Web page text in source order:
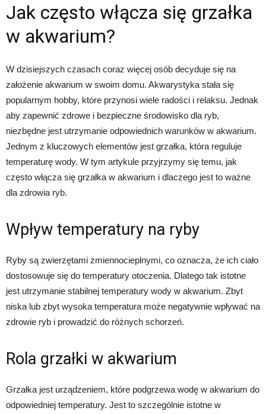
Jak często włącza się grzałka
w akwarium?
W dzisiejszych czasach coraz więcej osób decyduje się na
założenie akwarium w swoim domu. Akwarystyka stała się
popularnym hobby, które przynosi wiele radości i relaksu. Jednak
aby zapewnić zdrowe i bezpieczne środowisko dla ryb,
niezbędne jest utrzymanie odpowiednich warunków w akwarium.
Jednym z kluczowych elementów jest grzałka, która reguluje
temperaturę wody. W tym artykule przyjrzymy się temu, jak
często włącza się grzałka w akwarium i dlaczego jest to ważne
dla zdrowia ryb.
Wpływ temperatury na ryby
Ryby są zwierzętami zmiennocieplnymi, co oznacza, że ich ciało
dostosowuje się do temperatury otoczenia. Dlatego tak istotne
jest utrzymanie stabilnej temperatury wody w akwarium. Zbyt
niska lub zbyt wysoka temperatura może negatywnie wpływać na
zdrowie ryb i prowadzić do różnych schorzeń.
Rola grzałki w akwarium
Grzałka jest urządzeniem, które podgrzewa wodę w akwarium do
odpowiedniej temperatury. Jest to szczególnie istotne w